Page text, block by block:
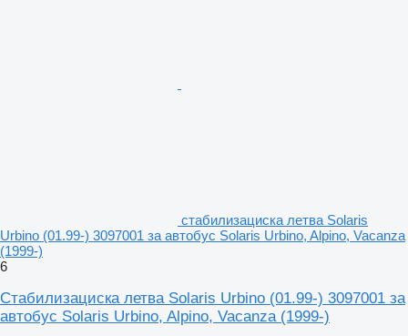
стабилизациска летва Solaris
Urbino (01.99-) 3097001 за автобус Solaris Urbino, Alpino, Vacanza
(1999-)
6
Стабилизациска летва Solaris Urbino (01.99-) 3097001 за
автобус Solaris Urbino, Alpino, Vacanza (1999-)